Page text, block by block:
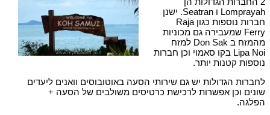
Lomprayah ו Seatran. ישנן
חברות נוספות כגון Raja
Ferry שמעבירה גם מכוניות
מהמזח ב Don Sak למזח
Lipa Noi בקו סאמוי וכן חברות
נוספות קטנות יותר.
לחברות הגדולות יש גם שירותי הסעה באוטובוסים וואנים ליעדים
שונים וכן אפשרות לרכישת כרטיסים משולבים של הסעה +
הפלגה.